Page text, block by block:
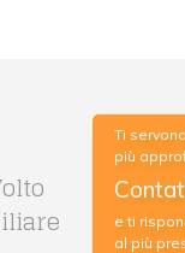
Ti
più
e ti
al più